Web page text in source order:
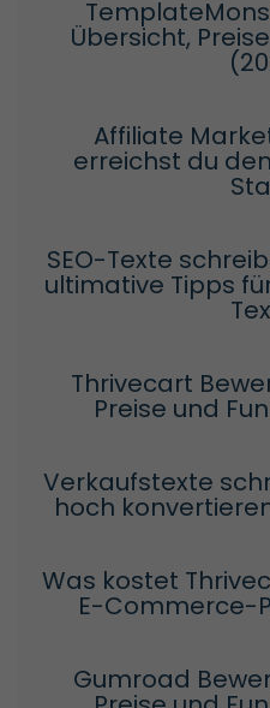
Übersicht,
Affiliate
erreichst du
SEO-Texte
ultimative Tipps
Thrivecart
Preise und
Verkaufstexte
hoch
Was kostet
E-Commerce-
Gumroad